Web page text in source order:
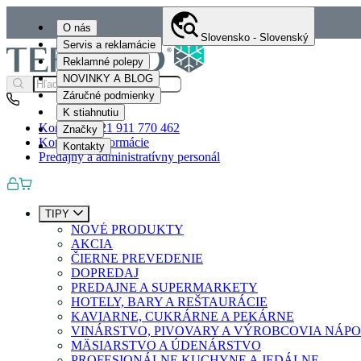
O nás
Servis a reklamácie
Reklamné polepy
NOVINKY A BLOG
Záručné podmienky
K stiahnutiu
Značky
Kontakty
Slovensko - Slovenský
Kontakty+421 911 770 462
Kontaktné informácie
Predajný a administratívny personál
TIPY
NOVÉ PRODUKTY
AKCIA
ČIERNE PREVEDENIE
DOPREDAJ
PREDAJNE A SUPERMARKETY
HOTELY, BARY A REŠTAURÁCIE
KAVIARNE, CUKRÁRNE A PEKÁRNE
VINÁRSTVO, PIVOVARY A VÝROBCOVIA
MÄSIARSTVO A ÚDENÁRSTVO